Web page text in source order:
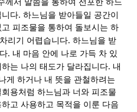
께서 말씀을 통하여 선포한 하느
니다.하느님을 받아들일 공간이
피조물을 통하여 돌보시는 하
리기 어렵습니다.하느님을 받
. 내 마음 안에 나로 가득 차 있
는 나의 태도가 달라집니다. 내
게 하거나 내 뜻을 관철하려는
용처럼 하느님과 너와 피조물
고 사용하고 목적을 이룬 다음